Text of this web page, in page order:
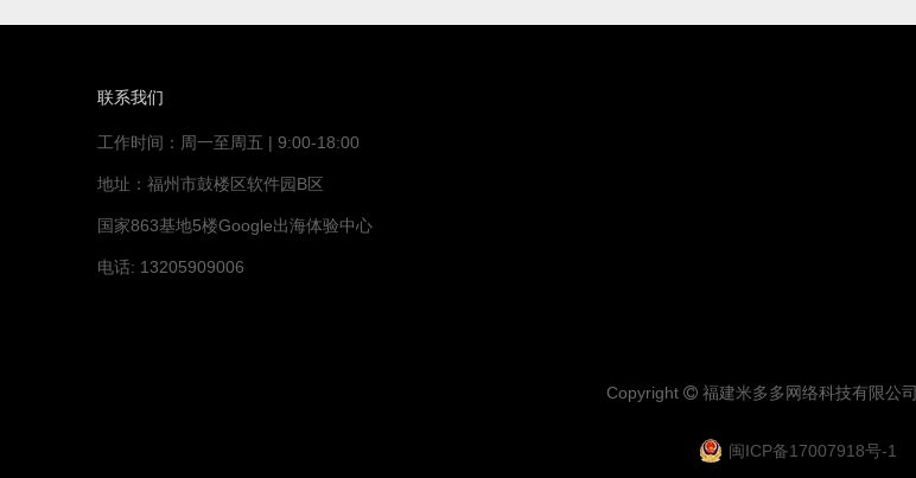
联系我们
工作时间：周一至周五 | 9:00-18:00
地址：福州市鼓楼区软件园B区
国家863基地5楼Google出海体验中心
电话: 13205909006
Copyright 福建米多多 网络科技有限公司
闽ICP备17007918号-1